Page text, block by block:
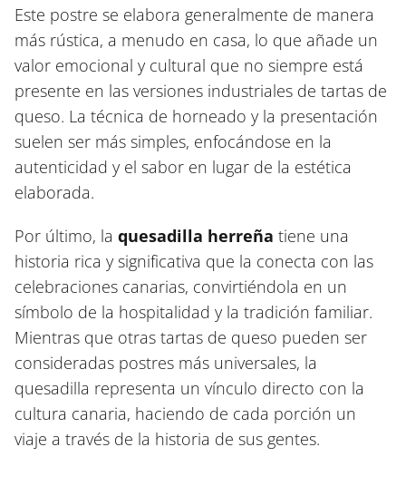
Este postre se elabora generalmente de manera
más rústica, a menudo en casa, lo que añade un
valor emocional y cultural que no siempre está
presente en las versiones industriales de tartas de
queso. La técnica de horneado y la presentación
suelen ser más simples, enfocándose en la
autenticidad y el sabor en lugar de la estética
elaborada.
Por último, la quesadilla herreña tiene una
historia rica y significativa que la conecta con las
celebraciones canarias, convirtiéndola en un
símbolo de la hospitalidad y la tradición familiar.
Mientras que otras tartas de queso pueden ser
consideradas postres más universales, la
quesadilla representa un vínculo directo con la
cultura canaria, haciendo de cada porción un
viaje a través de la historia de sus gentes.